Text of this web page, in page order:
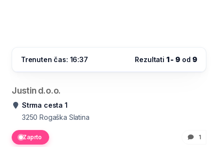
Trenuten čas: 16:37 Rezultati 1 - 9od 9
Justin d.o.o.
Strma cesta 1
3250 Rogaška Slatina
Zaprto 1